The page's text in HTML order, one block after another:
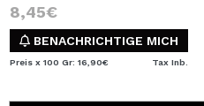
8,45€
BENACHRICHTIGE MICH
Preis x 100 Gr: 16,90€ Tax Inb.